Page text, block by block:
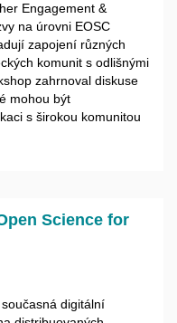
Engagement &
na úrovni EOSC
zapojení různých
komunit s odlišnými
zahrnoval diskuse
mohou být
s širokou komunitou
Science for
digitální